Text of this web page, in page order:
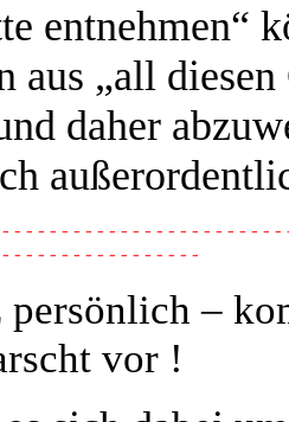
entnehmen“
aus „all
daher
- - - - - - - - - - - - - - - - - - - - - -
- - - - - - - - - - - - - - - -
persönlich –
vor !